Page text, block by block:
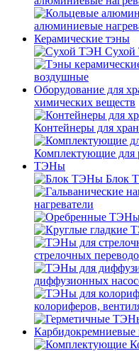
алюминиевые
Керамические тэны
воздушные
Оборудование для
химических веществ
Контейнеры для
Комплектующие для
ТЭНы
Блок
нагреватели
стрелочных
диффузионных
колориферов,
Карбидокремниевые